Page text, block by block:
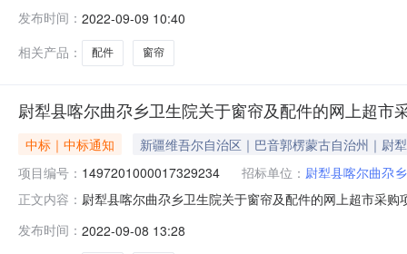
（元）:项目所在行政区划编码:652823项目所在行政区
发布时间： 2022-09-09 10:40
相关产品：
配件 窗帘
尉犁县喀尔曲尕乡卫生院关于窗帘及配件的网上超市
中标｜中标通知
新疆维吾尔自治区｜巴音郭楞蒙古自治州｜尉
项目编号： 1497201000017329234 招标单位： 尉犁县喀尔曲尕
正文内容： 尉犁县喀尔曲尕乡卫生院关于窗帘及配件的网上超市采
（元）:项目所在行政区划编码:652823项目所在行政区
发布时间： 2022-09-08 13:28